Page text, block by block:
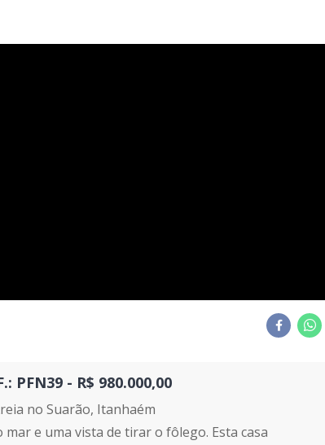
PFN39 - R$ 980.000,00
no Suarão, Itanhaém
e uma vista de tirar o fôlego. Esta casa